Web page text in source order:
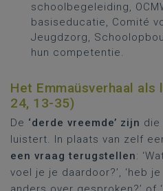
schoolbegeleiding,
basiseducatie, Comité
Jeugdzorg,
hun competentie.
Het Emmaüsverhaal als
24, 13-35)
De ‘derde vreemde’ zijn die
luistert. In plaats van zelf
een vraag terugstellen:
voel je je daardoor?’, ‘heb